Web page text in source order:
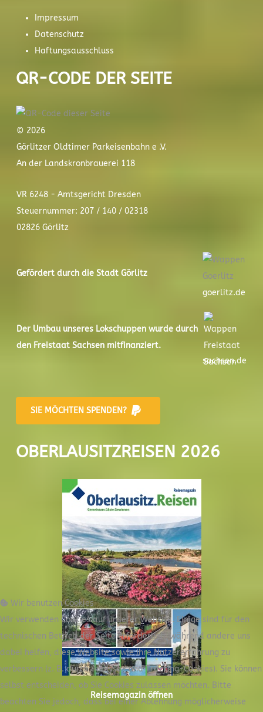
Impressum
Datenschutz
Haftungsausschluss
QR-CODE DER SEITE
© 2026
Görlitzer Oldtimer Parkeisenbahn e .V.
An der Landskronbrauerei 118
VR 6248 - Amtsgericht Dresden
Steuernummer: 207 / 140 / 02318
02826 Görlitz
Gefördert durch die Stadt Görlitz
goerlitz.de
Der Umbau unseres Lokschuppen wurde durch
den Freistaat Sachsen mitfinanziert.
sachsen.de
SIE MÖCHTEN SPENDEN?
OBERLAUSITZREISEN 2026
Reisemagazin öffnen
Wir benutzen Cookies
Wir verwenden Cookies auf unserer Website. Einige sind für den
technischen Betrieb der Seite erforderlich, während andere uns
dabei helfen, diese Website sowie Ihre Nutzererfahrung zu
verbessern (z. B. durch Analyse- und Tracking-Cookies). Sie können
selbst entscheiden, ob Sie Cookies zulassen möchten. Bitte
beachten Sie jedoch, dass bei einer Ablehnung möglicherweise